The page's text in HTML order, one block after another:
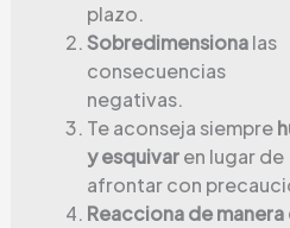
plazo.
Sobredimensionalas
consecuencias
negativas.
Te aconseja siempre
y esquivaren lugar de
afrontar con
Reacciona de